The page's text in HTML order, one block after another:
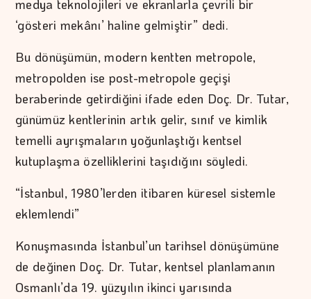
medya teknolojileri ve ekranlarla çevrili bir
‘gösteri mekânı’ haline gelmiştir” dedi.
Bu dönüşümün, modern kentten metropole,
metropolden ise post-metropole geçişi
beraberinde getirdiğini ifade eden Doç. Dr. Tutar,
günümüz kentlerinin artık gelir, sınıf ve kimlik
temelli ayrışmaların yoğunlaştığı kentsel
kutuplaşma özelliklerini taşıdığını söyledi.
“İstanbul, 1980’lerden itibaren küresel sistemle
eklemlendi”
Konuşmasında İstanbul’un tarihsel dönüşümüne
de değinen Doç. Dr. Tutar, kentsel planlamanın
Osmanlı’da 19. yüzyılın ikinci yarısında